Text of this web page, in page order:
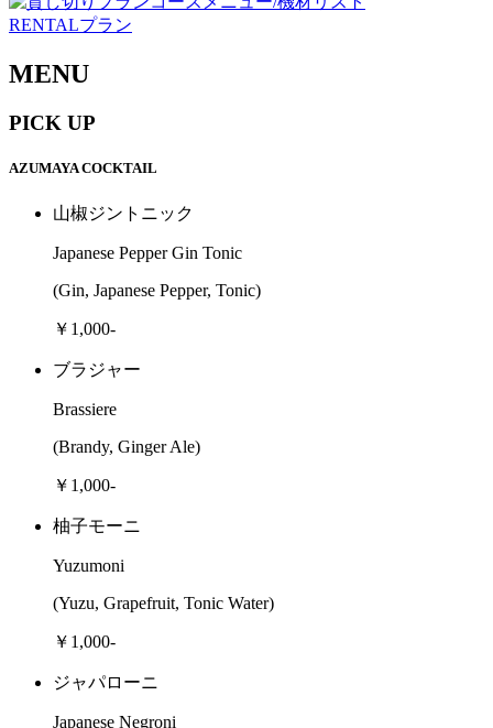
RENTALプラン
MENU
PICK UP
AZUMAYA COCKTAIL
山椒ジントニック
Japanese Pepper Gin Tonic
(Gin, Japanese Pepper, Tonic)
￥1,000-
ブラジャー
Brassiere
(Brandy, Ginger Ale)
￥1,000-
柚子モーニ
Yuzumoni
(Yuzu, Grapefruit, Tonic Water)
￥1,000-
ジャパローニ
Japanese Negroni